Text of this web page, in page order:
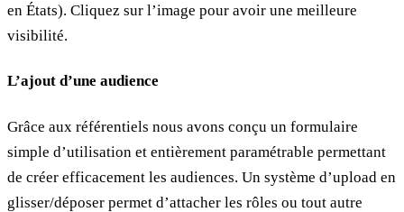
en États). Cliquez sur l’image pour avoir une meilleure
visibilité.
L’ajout d’une audience
Grâce aux référentiels nous avons conçu un formulaire
simple d’utilisation et entièrement paramétrable permettant
de créer efficacement les audiences. Un système d’upload en
glisser/déposer permet d’attacher les rôles ou tout autre